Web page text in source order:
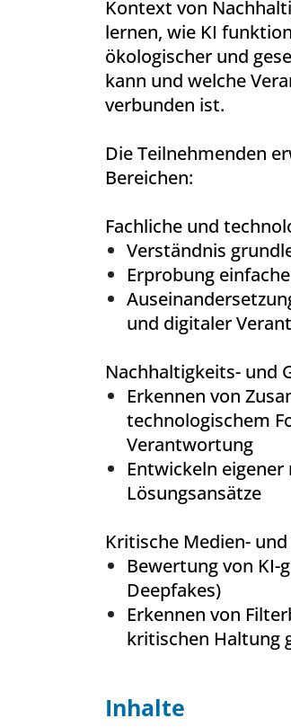
Kontext von
lernen, wie KI
ökologischer und
kann und welche
verbunden ist.
Die Teilnehmenden
Bereichen:
Fachliche und
Verständnis
Erprobung
und digitaler
Nachhaltigkeits- und
Erkennen von
technologischem
Verantwortung
Entwickeln eigener
Lösungsansätze
Kritische Medien-
Bewertung von KI-
Deepfakes)
Erkennen von
kritischen Haltung
Inhalte